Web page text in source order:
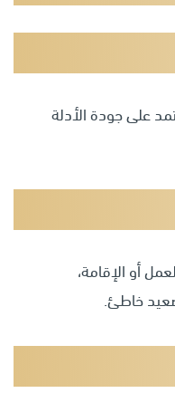
على جودة الأدلة
أو الإقامة،
خاطئ.